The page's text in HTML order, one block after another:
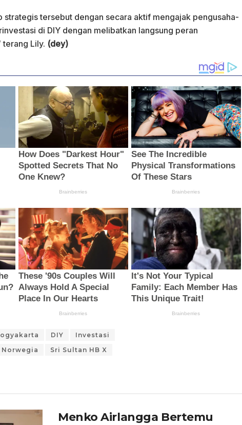
strategis tersebut dengan secara aktif mengajak pengusaha-
di DIY dengan melibatkan langsung peran
terang Lily. (dey)
DIY
Investasi
Sri Sultan HB X
Menko Airlangga Bertemu